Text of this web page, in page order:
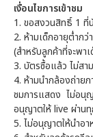
เงื่อนไขการเข้าชม
1. ขอสงวนสิทธิ์ 1 ที่
2. ห้ามเด็กอายุต่ำกว่
(สำหรับลูกค้าที่จะพา
3. บัตรซื้อแล้ว ไม่สา
4. ห้ามนำกล้องถ่ายภ
ชมการแสดง ไม่อนุ
อนุญาตให้ live ผ่าน
5. ไม่อนุญาตให้นำอา